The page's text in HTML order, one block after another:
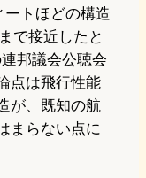
トほどの構造
で接近したと
邦議会公聴会
点は飛行性能
が、既知の航
まらない点に